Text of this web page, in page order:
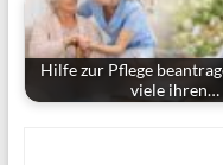
Hilfe zur Pflege
viele ihren…